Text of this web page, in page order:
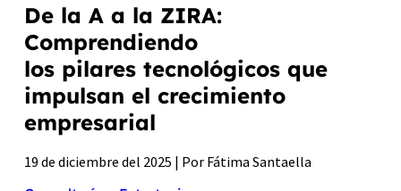
De la A a la ZIRA:
Comprendiendo
los pilares tecnológicos que
impulsan el crecimiento
empresarial
19 de diciembre del 2025 | Por Fátima Santaella